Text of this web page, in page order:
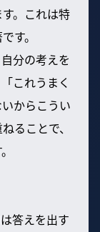
。これは特
す。
分の考えを
これうまく
からこうい
ることで、
答えを出す